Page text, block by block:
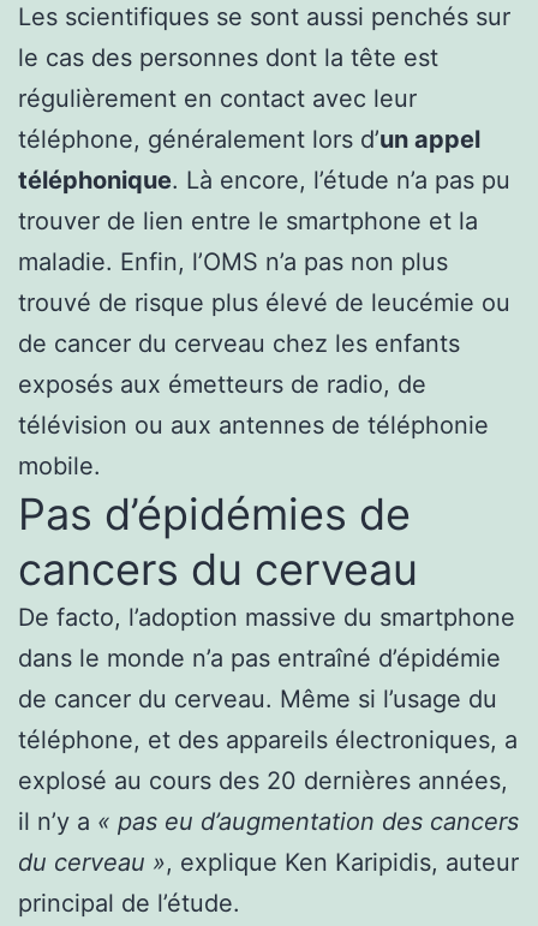
Les scientifiques se sont aussi penchés sur
le cas des personnes dont la tête est
régulièrement en contact avec leur
téléphone, généralement lors d’un appel
téléphonique. Là encore, l’étude n’a pas pu
trouver de lien entre le smartphone et la
maladie. Enfin, l’OMS n’a pas non plus
trouvé de risque plus élevé de leucémie ou
de cancer du cerveau chez les enfants
exposés aux émetteurs de radio, de
télévision ou aux antennes de téléphonie
mobile.
Pas d’épidémies de
cancers du cerveau
De facto, l’adoption massive du smartphone
dans le monde n’a pas entraîné d’épidémie
de cancer du cerveau. Même si l’usage du
téléphone, et des appareils électroniques, a
explosé au cours des 20 dernières années,
il n’y a « pas eu d’augmentation des cancers
du cerveau », explique Ken Karipidis, auteur
principal de l’étude.